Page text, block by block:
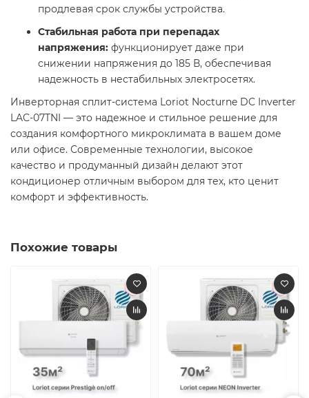
продлевая срок службы устройства.
Стабильная работа при перепадах
напряжения: функционирует даже при
снижении напряжения до 185 В, обеспечивая
надежность в нестабильных электросетях.
Инверторная сплит-система Loriot Nocturne DC Inverter
LAC-07TNI — это надежное и стильное решение для
создания комфортного микроклимата в вашем доме
или офисе. Современные технологии, высокое
качество и продуманный дизайн делают этот
кондиционер отличным выбором для тех, кто ценит
комфорт и эффективность.
Похожие товары